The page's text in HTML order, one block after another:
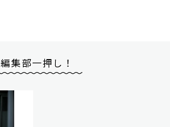
編集部一押し！